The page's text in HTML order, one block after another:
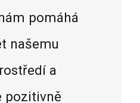
pomáhá
našemu
a
pozitivně